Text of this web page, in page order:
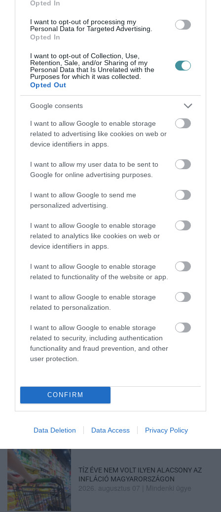
Opted In
I want to opt-out of processing my
Personal Data for Targeted Advertising.
Opted In
I want to opt-out of Collection, Use,
Retention, Sale, and/or Sharing of my
Personal Data that Is Unrelated with the
Purposes for which it was collected.
Opted Out
Google consents
I want to allow Google to enable storage
related to advertising like cookies on web or
device identifiers in apps.
I want to allow my user data to be sent to
Google for online advertising purposes.
I want to allow Google to send me
personalized advertising.
I want to allow Google to enable storage
related to analytics like cookies on web or
device identifiers in apps.
I want to allow Google to enable storage
related to functionality of the website or app.
I want to allow Google to enable storage
related to personalization.
I want to allow Google to enable storage
related to security, including authentication
functionality and fraud prevention, and other
user protection.
CONFIRM
Data Deletion Data Access Privacy Policy
35 PERCES TANÓRÁK ÉS KEVESEBB HÁZI
2026. augusztus 08 Mindenki ügye
ÚJ MAGYAR KÜLÜGYI STRATÉGIA KÉSZÜL,
2026. augusztus 08|Mindenki ügye
TATA ELBŰVÖLŐ LÁTVÁNYOSSÁGAI,
2026. augusztus 08|Promóció
TÖBB MINT EGY HÓNAP IS LEHET, MIRE
TELJESEN ÚJRAINDUL A P...
TANULJ NÉMETÜL OTTHONRÓL: A
DIGITÁLIS TANULÁS ELŐNYEI
2026. augusztus 07|Promóció
ÚJRAINDULNAK A KORÁBBAN
2026. augusztus 07|Eger ügye
TÍZ ÉVE NEM VOLT ILYEN ALACSONY AZ
INFLÁCIÓ MAGYARORSZÁGON
2026. augusztus 07 Mindenki ügye